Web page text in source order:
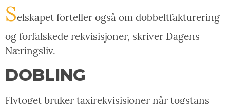
Selskapet forteller også om dobbeltfakturering
og forfalskede rekvisisjoner, skriver Dagens
Næringsliv.
DOBLING
Flytoget bruker taxirekvisisjoner når togstans